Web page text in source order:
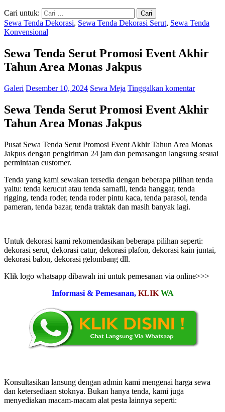
Cari untuk:
Sewa Tenda Dekorasi, Sewa Tenda Dekorasi Serut, Sewa Tenda
Konvensional
Sewa Tenda Serut Promosi Event Akhir
Tahun Area Monas Jakpus
Galeri Desember 10, 2024 Sewa Meja Tinggalkan komentar
Sewa Tenda Serut Promosi Event Akhir
Tahun Area Monas Jakpus
Pusat Sewa Tenda Serut Promosi Event Akhir Tahun Area Monas
Jakpus dengan pengiriman 24 jam dan pemasangan langsung sesuai
permintaan customer.
Tenda yang kami sewakan tersedia dengan beberapa pilihan tenda
yaitu: tenda kerucut atau tenda sarnafil, tenda hanggar, tenda
rigging, tenda roder, tenda roder pintu kaca, tenda parasol, tenda
pameran, tenda bazar, tenda traktak dan masih banyak lagi.
Untuk dekorasi kami rekomendasikan beberapa pilihan seperti:
dekorasi serut, dekorasi catur, dekorasi plafon, dekorasi kain juntai,
dekorasi balon, dekorasi gelombang dll.
Klik logo whatsapp dibawah ini untuk pemesanan via online>>>
Informasi & Pemesanan, KLIK WA
Konsultasikan lansung dengan admin kami mengenai harga sewa
dan ketersediaan stoknya. Bukan hanya tenda, kami juga
menyediakan macam-macam alat pesta lainnya seperti: